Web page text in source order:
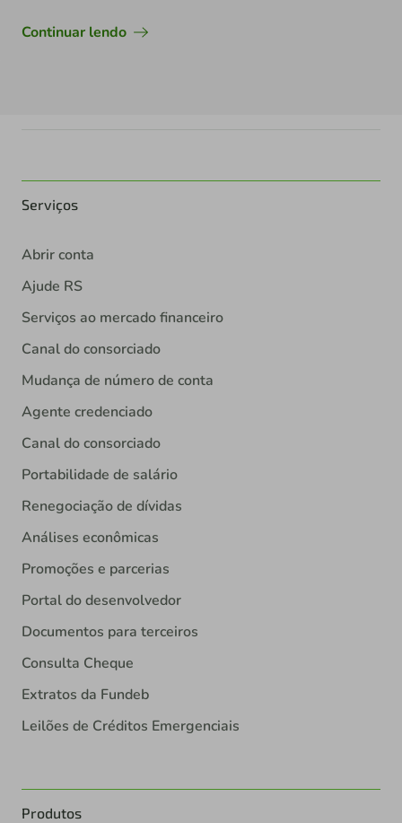
Continuar lendo
Serviços
Abrir conta
Ajude RS
Serviços ao mercado financeiro
Canal do consorciado
Mudança de número de conta
Agente credenciado
Canal do consorciado
Portabilidade de salário
Renegociação de dívidas
Análises econômicas
Promoções e parcerias
Portal do desenvolvedor
Documentos para terceiros
Consulta Cheque
Extratos da Fundeb
Leilões de Créditos Emergenciais
Produtos